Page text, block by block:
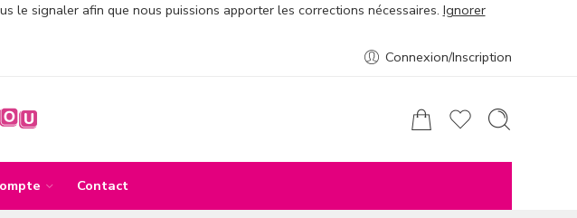
le signaler afin que nous puissions apporter les corrections nécessaires. Ignorer
Connexion/Inscription
Contact